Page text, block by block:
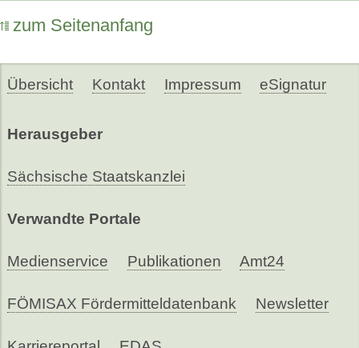
zum Seitenanfang
Übersicht Kontakt Impressum eSignatur
Herausgeber
Sächsische Staatskanzlei
Verwandte Portale
Medienservice Publikationen Amt24
FÖMISAX Fördermitteldatenbank Newsletter